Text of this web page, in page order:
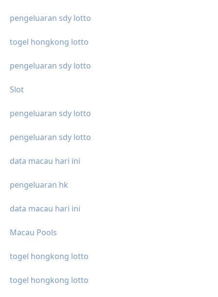
pengeluaran sdy lotto
togel hongkong lotto
pengeluaran sdy lotto
Slot
pengeluaran sdy lotto
pengeluaran sdy lotto
data macau hari ini
pengeluaran hk
data macau hari ini
Macau Pools
togel hongkong lotto
togel hongkong lotto